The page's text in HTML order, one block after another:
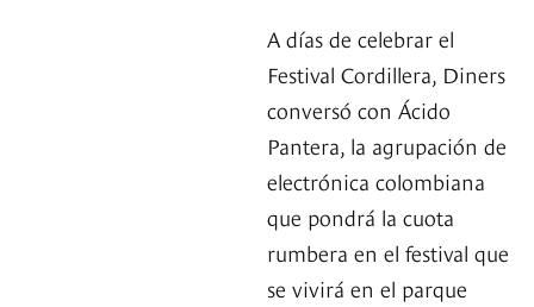
A días de celebrar el
Festival Cordillera, Diners
conversó con Ácido
Pantera, la agrupación de
electrónica colombiana
que pondrá la cuota
rumbera en el festival que
se vivirá en el parque